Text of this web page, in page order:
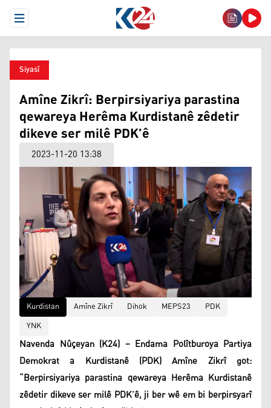
Open Menu
Siyasî
Amîne Zikrî: Berpirsiyariya parastina
qewareya Herêma Kurdistanê zêdetir
dikeve ser milê PDK’ê
2023-11-20 13:38
Kurdistan Amîne Zikrî Dihok MEPS23
PDK
YNK
Navenda Nûçeyan (K24) – Endama Polîtburoya Partiya
Demokrat a Kurdistanê (PDK) Amîne Zikrî got:
“Berpirsiyariya parastina qewareya Herêma Kurdistanê
zêdetir dikeve ser milê PDK’ê, ji ber wê em bi berpirsyarî